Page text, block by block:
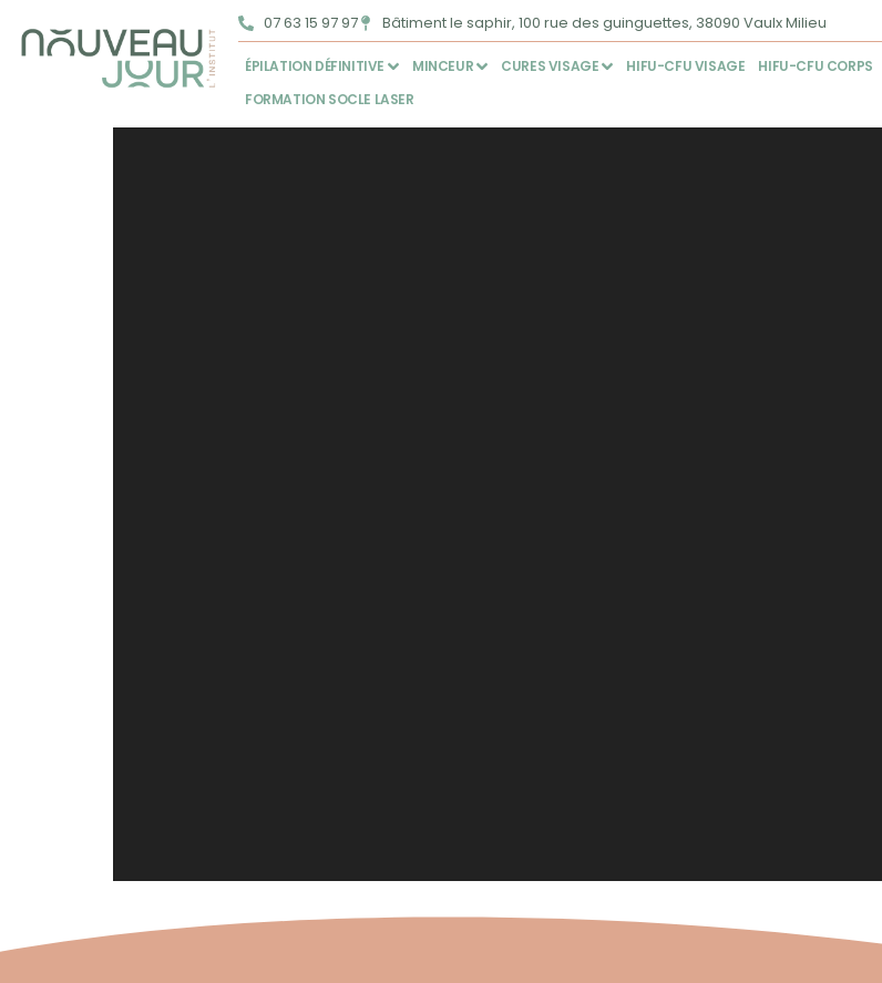
07 63 15 97 97 Bâtiment le saphir, 100 rue des guinguettes, 38090 Vaulx Milieu
ÉPILATION DÉFINITIVE MINCEUR CURES VISAGE HIFU-CFU VISAGE HIFU-CFU CORPS
FORMATION SOCLE LASER